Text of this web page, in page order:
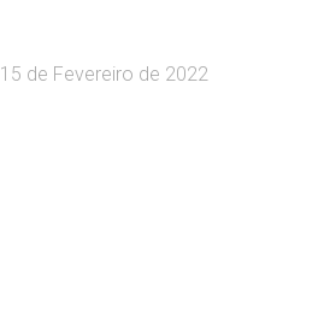
15 de Fevereiro de 2022